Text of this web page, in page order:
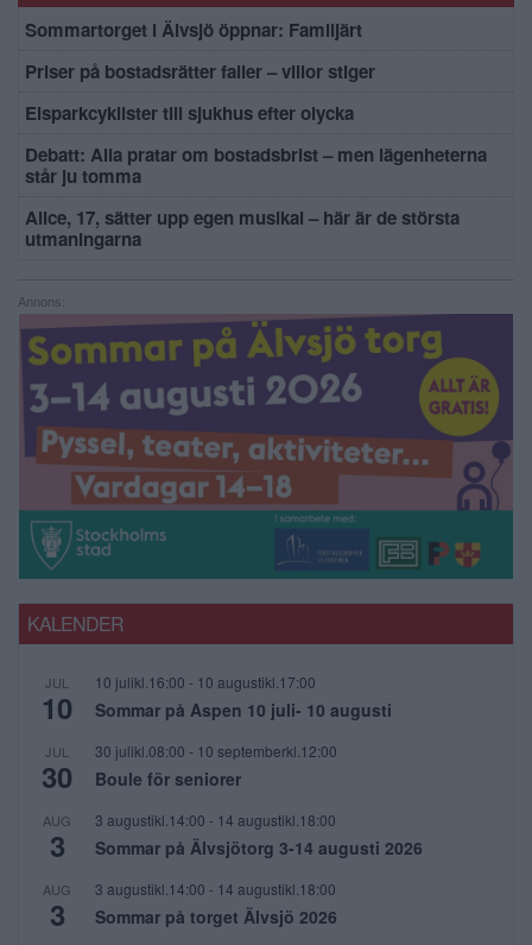
Sommartorget i Älvsjö öppnar: Familjärt
Priser på bostadsrätter faller – villor stiger
Elsparkcyklister till sjukhus efter olycka
Debatt: Alla pratar om bostadsbrist – men lägenheterna
står ju tomma
Alice, 17, sätter upp egen musikal – här är de största
utmaningarna
Annons:
KALENDER
JUL
10
10 julikl.16:00 - 10 augustikl.17:00
Sommar på Aspen 10 juli- 10 augusti
JUL
30
30 julikl.08:00 - 10 septemberkl.12:00
Boule för seniorer
AUG
3
3 augustikl.14:00 - 14 augustikl.18:00
Sommar på Älvsjötorg 3-14 augusti 2026
AUG
3
3 augustikl.14:00 - 14 augustikl.18:00
Sommar på torget Älvsjö 2026